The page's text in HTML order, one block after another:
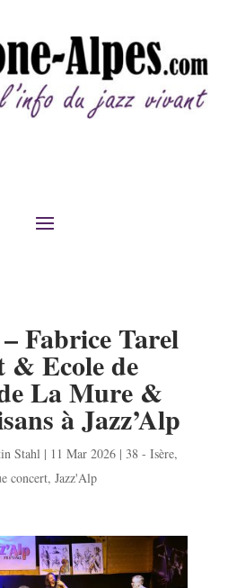
Fabrice Tarel
& Ecole de
La Mure &
à Jazz’Alp
Stahl| 11 Mar 2026| 38 - Isère,
concert, Jazz'Alp